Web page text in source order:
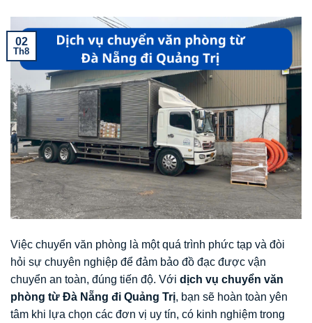
02
Th8
Việc chuyển văn phòng là một quá trình phức tạp và đòi
hỏi sự chuyên nghiệp để đảm bảo đồ đạc được vận
chuyển an toàn, đúng tiến độ. Với dịch vụ chuyển văn
phòng từ Đà Nẵng đi Quảng Trị, bạn sẽ hoàn toàn yên
tâm khi lựa chọn các đơn vị uy tín, có kinh nghiệm trong